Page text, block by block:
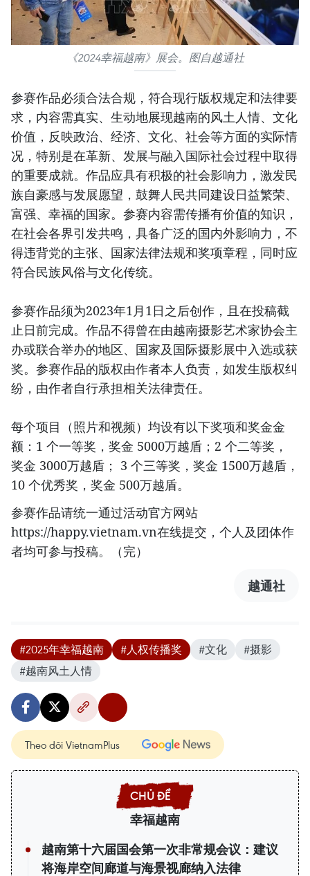
《2024幸福越南》展会。图自越通社
参赛作品必须合法合规，符合现行版权规定和法律要
求，内容需真实、生动地展现越南的风土人情、文化
价值，反映政治、经济、文化、社会等方面的实际情
况，特别是在革新、发展与融入国际社会过程中取得
的重要成就。作品应具有积极的社会影响力，激发民
族自豪感与发展愿望，鼓舞人民共同建设日益繁荣、
富强、幸福的国家。参赛内容需传播有价值的知识，
在社会各界引发共鸣，具备广泛的国内外影响力，不
得违背党的主张、国家法律法规和奖项章程，同时应
符合民族风俗与文化传统。
参赛作品须为2023年1月1日之后创作，且在投稿截
止日前完成。作品不得曾在由越南摄影艺术家协会主
办或联合举办的地区、国家及国际摄影展中入选或获
奖。参赛作品的版权由作者本人负责，如发生版权纠
纷，由作者自行承担相关法律责任。
每个项目（照片和视频）均设有以下奖项和奖金金
额：1 个一等奖，奖金 5000万越盾；2 个二等奖，
奖金 3000万越盾； 3 个三等奖，奖金 1500万越盾，
10 个优秀奖，奖金 500万越盾。
参赛作品请统一通过活动官方网站
https://happy.vietnam.vn在线提交，个人及团体作
者均可参与投稿。（完）
越通社
#2025年幸福越南 #人权传播奖 #文化
#摄影
#越南风土人情
Theo dõi VietnamPlus
幸福越南
越南第十六届国会第一次非常规会议：建议
将海岸空间廊道与海景视廊纳入法律